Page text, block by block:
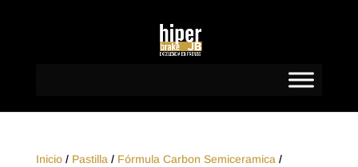
Inicio/ Pastilla / Fórmula Carbon Semiceramica /